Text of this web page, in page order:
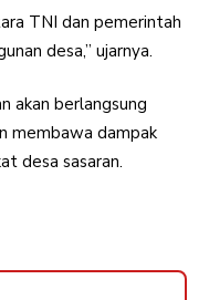
TNI dan pemerintah
desa,” ujarnya.
akan berlangsung
membawa dampak
desa sasaran.